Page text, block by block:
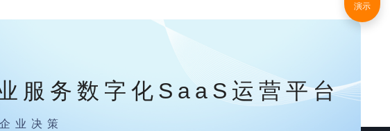
服务数字化SaaS运营平台
业决策
演示